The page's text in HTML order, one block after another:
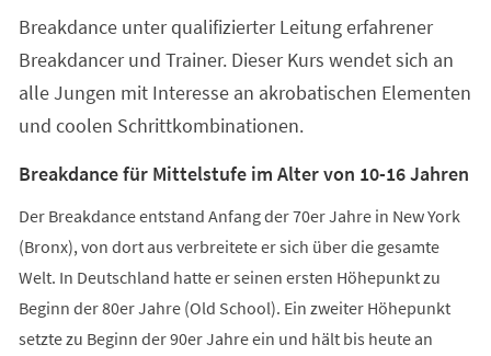
Breakdance unter qualifizierter Leitung erfahrener
Breakdancer und Trainer. Dieser Kurs wendet sich an
alle Jungen mit Interesse an akrobatischen Elementen
und coolen Schrittkombinationen.
Breakdance für Mittelstufe im Alter von 10-16 Jahren
Der Breakdance entstand Anfang der 70er Jahre in New York
(Bronx), von dort aus verbreitete er sich über die gesamte
Welt. In Deutschland hatte er seinen ersten Höhepunkt zu
Beginn der 80er Jahre (Old School). Ein zweiter Höhepunkt
setzte zu Beginn der 90er Jahre ein und hält bis heute an